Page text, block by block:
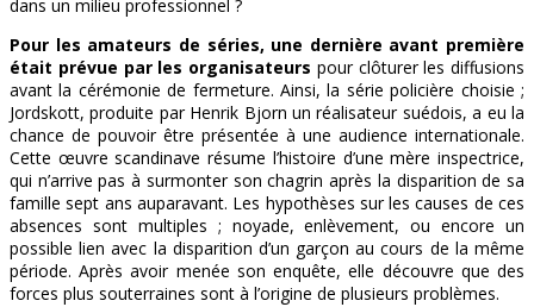
dans un milieu professionnel ?
Pour les amateurs de séries, une dernière avant première
était prévue par les organisateurs pour clôturer les diffusions
avant la cérémonie de fermeture. Ainsi, la série policière choisie ;
Jordskott, produite par Henrik Bjorn un réalisateur suédois, a eu la
chance de pouvoir être présentée à une audience internationale.
Cette œuvre scandinave résume l’histoire d’une mère inspectrice,
qui n’arrive pas à surmonter son chagrin après la disparition de sa
famille sept ans auparavant. Les hypothèses sur les causes de ces
absences sont multiples ; noyade, enlèvement, ou encore un
possible lien avec la disparition d’un garçon au cours de la même
période. Après avoir menée son enquête, elle découvre que des
forces plus souterraines sont à l’origine de plusieurs problèmes.